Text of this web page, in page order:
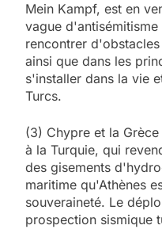
Mein Kampf, est en
vague
rencontrer
ainsi que dans les
s'installer dans la vie
Turcs.
(3) Chypre et la
à la Turquie, qui
des gisements
maritime qu'Athènes
souveraineté. Le
prospection sismique